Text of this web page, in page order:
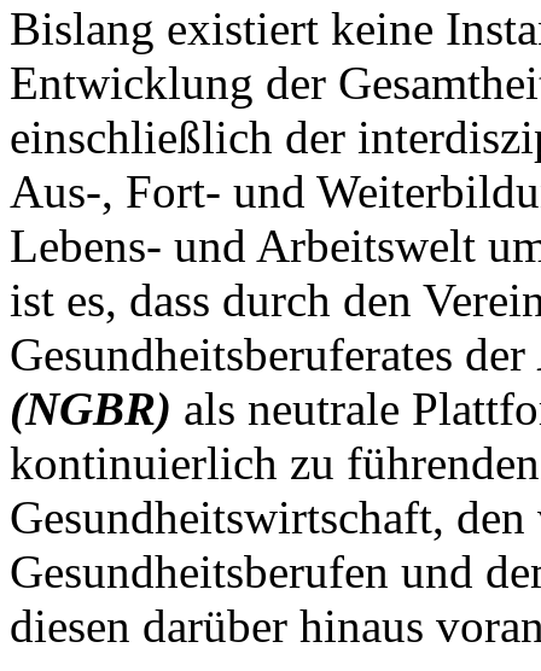
Bislang existiert keine
Entwicklung der
einschließlich der
Aus-, Fort- und
Lebens- und Arbeitswelt
ist es, dass durch den
Gesundheitsberuferates der
(NGBR) als neutrale
kontinuierlich zu
Gesundheitswirtschaft, den
Gesundheitsberufen und
diesen darüber hinaus